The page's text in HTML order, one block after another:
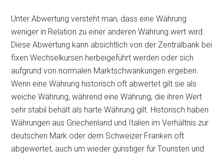
Unter Abwertung versteht man, dass eine Währung
weniger in Relation zu einer anderen Währung wert wird.
Diese Abwertung kann absichtlich von der Zentralbank bei
fixen Wechselkursen herbeigeführt werden oder sich
aufgrund von normalen Marktschwankungen ergeben.
Wenn eine Währung historisch oft abwertet gilt sie als
weiche Währung, während eine Währung, die ihren Wert
sehr stabil behält als harte Währung gilt. Historisch haben
Währungen aus Griechenland und Italien im Verhältnis zur
deutschen Mark oder dem Schweizer Franken oft
abgewertet, auch um wieder günstiger für Touristen und